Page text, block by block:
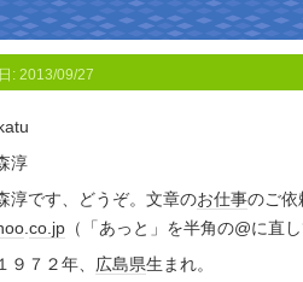
: 2013/09/27
淳
淳です、どうぞ。文章のお仕事のご依
.co.jp （「あっと」を半角の@に直
９７２年、 広島県生まれ。